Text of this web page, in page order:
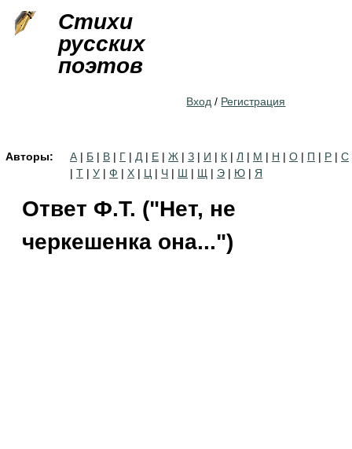
Стихи
русских
поэтов
Вход / Регистрация
Авторы: А | Б | В | Г | Д | Е | Ж | З | И | К | Л | М | Н | О | П | Р | С
| Т | У | Ф | Х | Ц | Ч | Ш | Щ | Э | Ю | Я
Ответ Ф.Т. ("Нет, не
черкешенка она...")